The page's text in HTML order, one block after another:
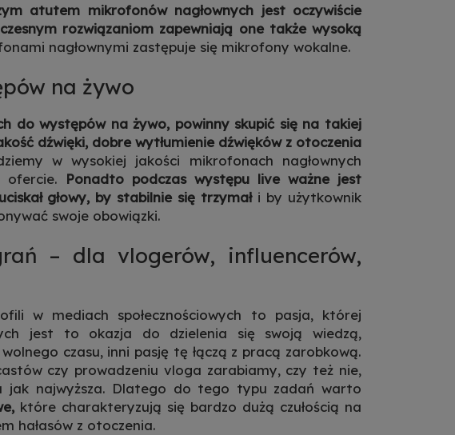
atutem mikrofonów nagłownych jest oczywiście
rozwiązaniom zapewniają one także wysoką
nagłownymi zastępuje się mikrofony wokalne.
na żywo
do występów na żywo, powinny skupić się na takiej
dźwięki, dobre wytłumienie dźwięków z otoczenia
w wysokiej jakości mikrofonach nagłownych
ofercie.
Ponadto podczas występu live ważne jest
głowy, by stabilnie się trzymałi by użytkownik
swoje obowiązki.
– dla vlogerów, influencerów,
w mediach społecznościowych to pasja, której
jest to okazja do dzielenia się swoją wiedzą,
czasu, inni pasję tę łączą z pracą zarobkową.
czy prowadzeniu vloga zarabiamy, czy też nie,
jak najwyższa. Dlatego do tego typu zadań warto
które charakteryzują się bardzo dużą czułością na
hałasów z otoczenia.